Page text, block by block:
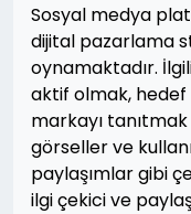
Sosyal medya
dijital pazarlama
oynamaktadır.
aktif olmak,
markayı
görseller ve
paylaşımlar gibi
ilgi çekici ve